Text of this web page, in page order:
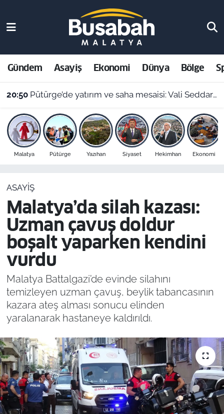
Gündem Asayiş Ekonomi Dünya Bölge
20:50 Pütürge’de yatırım ve saha mesaisi: Vali Seddar Yavuz ilçeyi karış karış inceledi!
Malatya Pütürge Yazıhan Siyaset Hekimhan Ekonomi
ASAYIŞ
Malatya’da silah kazası:
Uzman çavuş doldur
boşalt yaparken kendini
vurdu
Malatya Battalgazi’de evinde silahını
temizleyen uzman çavuş, beylik tabancasının
kazara ateş alması sonucu elinden
yaralanarak hastaneye kaldırıldı.
Asayiş
Ekonomi
Dünya
Bölge
Resmi İlanlar
Malatya Nöbetçi Eczaneler
Malatya Hava Durumu
Malatya Namaz Vakitleri
Malatya Trafik Yoğunluk Haritası
Süper Lig Puan Durumu ve Fikstür
Son Dakika Haberleri
Haber Arşivi